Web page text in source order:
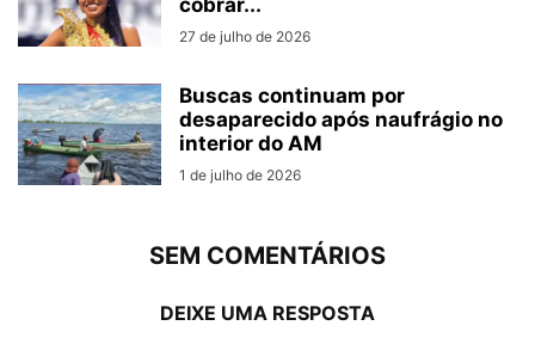
cobrar...
27 de julho de 2026
Buscas continuam por
desaparecido após naufrágio no
interior do AM
1 de julho de 2026
SEM COMENTÁRIOS
DEIXE UMA RESPOSTA